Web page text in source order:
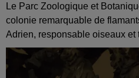
Le Parc Zoologique et
colonie remarquable de
Adrien, responsable oiseaux et